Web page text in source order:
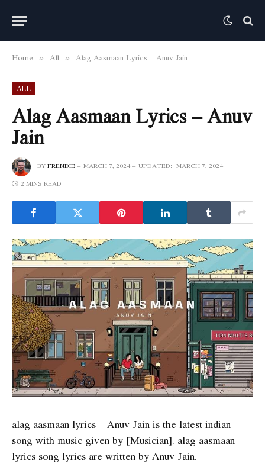
Home » All » Alag Aasmaan Lyrics – Anuv Jain
ALL
Alag Aasmaan Lyrics – Anuv
Jain
BYFRENDIE MARCH 7, 2024 UPDATED: MARCH 7, 2024
2 MINS READ
alag aasmaan lyrics – Anuv Jain is the latest indian
song with music given by [Musician]. alag aasmaan
lyrics song lyrics are written by Anuv Jain.